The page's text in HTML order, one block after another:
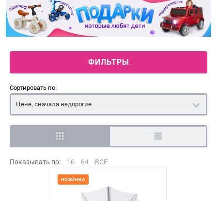
ФИЛЬТРЫ
Сортировать по:
Цене, сначала недорогие
Показывать по: 16 64 ВСЕ
НОВИНКА